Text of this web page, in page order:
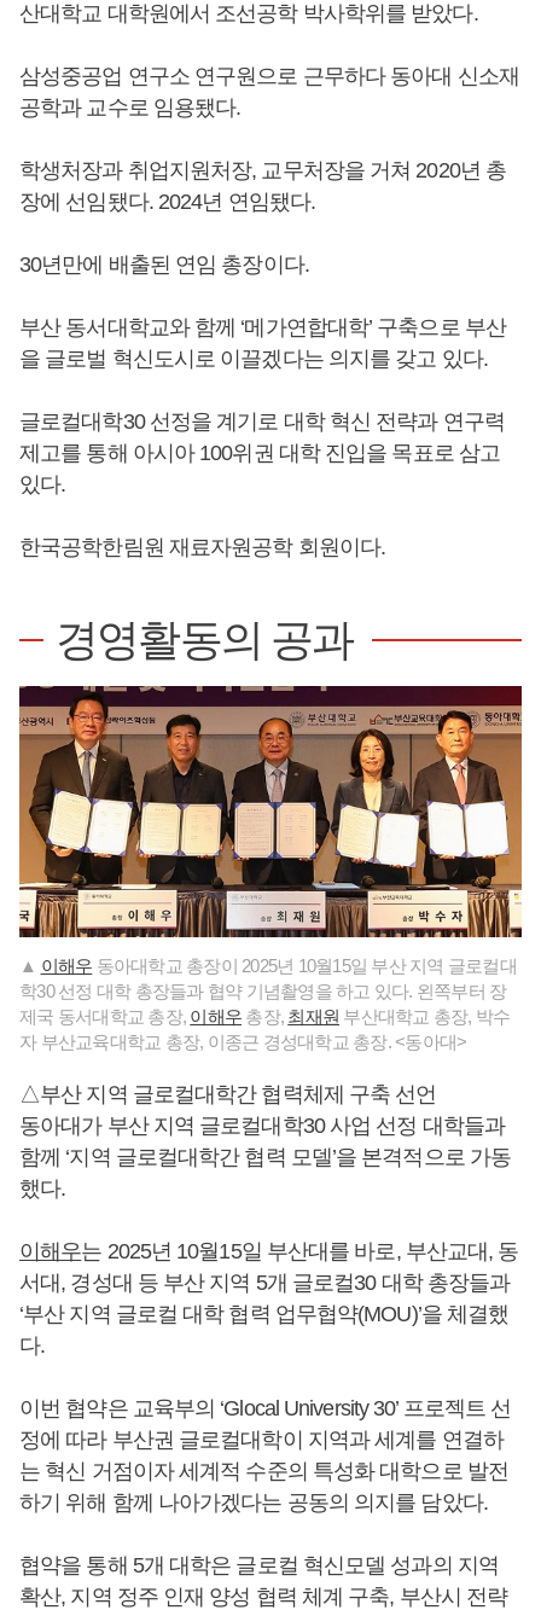
산대학교 대학원에서 조선공학 박사학위를 받았다.
삼성중공업 연구소 연구원으로 근무하다 동아대 신소재
공학과 교수로 임용됐다.
학생처장과 취업지원처장, 교무처장을 거쳐 2020년 총
장에 선임됐다. 2024년 연임됐다.
30년만에 배출된 연임 총장이다.
부산 동서대학교와 함께 ‘메가연합대학’ 구축으로 부산
을 글로벌 혁신도시로 이끌겠다는 의지를 갖고 있다.
글로컬대학30 선정을 계기로 대학 혁신 전략과 연구력
제고를 통해 아시아 100위권 대학 진입을 목표로 삼고
있다.
한국공학한림원 재료자원공학 회원이다.
경영활동의 공과
▲ 이해우 동아대학교 총장이 2025년 10월15일 부산 지역 글로컬대
학30 선정 대학 총장들과 협약 기념촬영을 하고 있다. 왼쪽부터 장
제국 동서대학교 총장, 이해우 총장, 최재원 부산대학교 총장, 박수
자 부산교육대학교 총장, 이종근 경성대학교 총장. <동아대>
△부산 지역 글로컬대학간 협력체제 구축 선언
동아대가 부산 지역 글로컬대학30 사업 선정 대학들과
함께 ‘지역 글로컬대학간 협력 모델’을 본격적으로 가동
했다.
이해우는 2025년 10월15일 부산대를 바로, 부산교대, 동
서대, 경성대 등 부산 지역 5개 글로컬30 대학 총장들과
‘부산 지역 글로컬 대학 협력 업무협약(MOU)’을 체결했
다.
이번 협약은 교육부의 ‘Glocal University 30’ 프로젝트 선
정에 따라 부산권 글로컬대학이 지역과 세계를 연결하
는 혁신 거점이자 세계적 수준의 특성화 대학으로 발전
하기 위해 함께 나아가겠다는 공동의 의지를 담았다.
협약을 통해 5개 대학은 글로컬 혁신모델 성과의 지역
확산, 지역 정주 인재 양성 협력 체계 구축, 부산시 전략